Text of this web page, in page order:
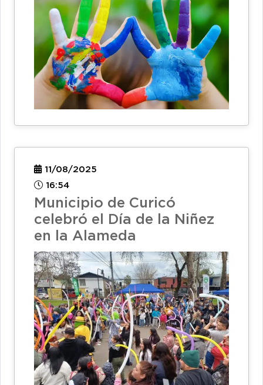
11/08/2025
16:54
Municipio de Curicó
celebró el Día de la Niñez
en la Alameda